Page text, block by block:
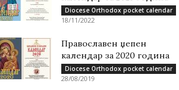
Diocese Orthodox pocket calendar
18/11/2022
Православен џепен
календар за 2020 година
Diocese Orthodox pocket calendar
28/08/2019